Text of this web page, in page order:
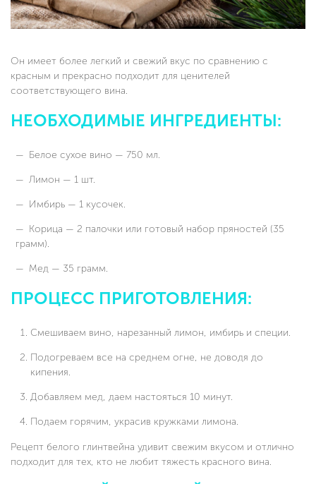
Он имеет более легкий и свежий вкус по сравнению с
красным и прекрасно подходит для ценителей
соответствующего вина.
НЕОБХОДИМЫЕ ИНГРЕДИЕНТЫ:
Белое сухое вино — 750 мл.
Лимон — 1 шт.
Имбирь — 1 кусочек.
Корица — 2 палочки или готовый набор пряностей (35
грамм).
Мед — 35 грамм.
ПРОЦЕСС ПРИГОТОВЛЕНИЯ:
Смешиваем вино, нарезанный лимон, имбирь и специи.
Подогреваем все на среднем огне, не доводя до
кипения.
Добавляем мед, даем настояться 10 минут.
Подаем горячим, украсив кружками лимона.
Рецепт белого глинтвейна удивит свежим вкусом и отлично
подходит для тех, кто не любит тяжесть красного вина.